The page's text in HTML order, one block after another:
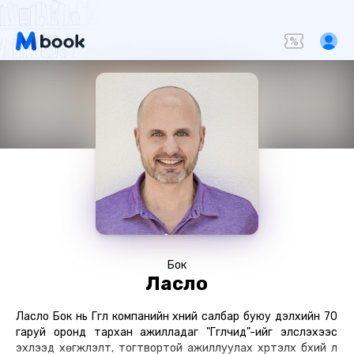
Бок
Ласло
Ласло Бок нь Гүүгл компанийн хүний салбар буюу дэлхийн 70
гаруй оронд тархан ажилладаг "Гүүглчид"-ийг элсүүлэхээс
эхлээд хөгжүүлэлт, тогтвортой ажиллуулах хүртэлх бүхий л